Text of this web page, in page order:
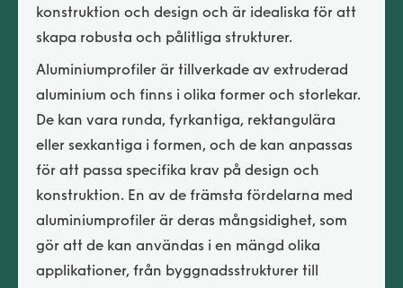
konstruktion och design och är idealiska för att
skapa robusta och pålitliga strukturer.
Aluminiumprofiler är tillverkade av extruderad
aluminium och finns i olika former och storlekar.
De kan vara runda, fyrkantiga, rektangulära
eller sexkantiga i formen, och de kan anpassas
för att passa specifika krav på design och
konstruktion. En av de främsta fördelarna med
aluminiumprofiler är deras mångsidighet, som
gör att de kan användas i en mängd olika
applikationer, från byggnadsstrukturer till